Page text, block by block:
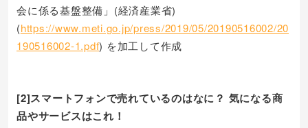
会に係る基盤整備」(経済産業省)
(https://www.meti.go.jp/press/2019/05/20190516002/20
190516002-1.pdf) を加工して作成
[2]スマートフォンで売れているのはなに？ 気になる商
品やサービスはこれ！